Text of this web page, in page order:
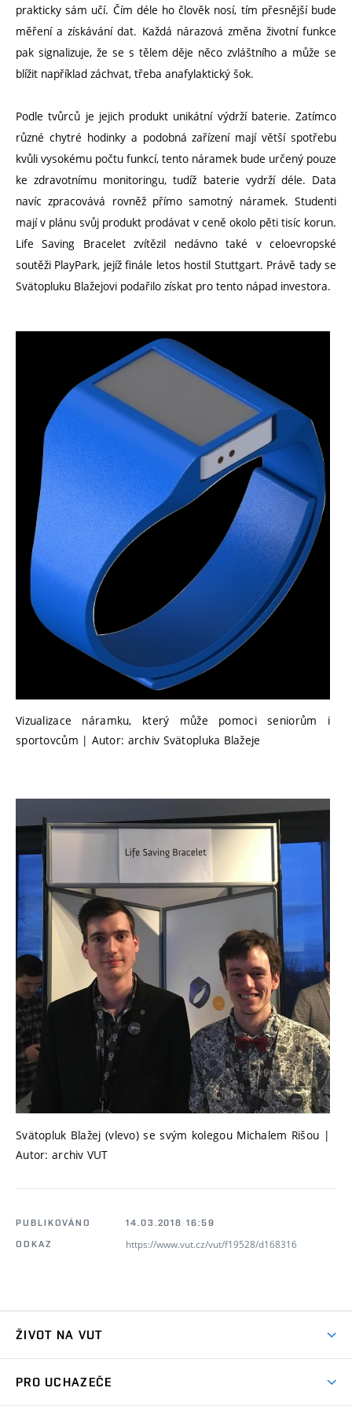
prakticky sám učí. Čím déle ho člověk nosí, tím přesnější bude
měření a získávání dat. Každá nárazová změna životní funkce
pak signalizuje, že se s tělem děje něco zvláštního a může se
blížit například záchvat, třeba anafylaktický šok.
Podle tvůrců je jejich produkt unikátní výdrží baterie. Zatímco
různé chytré hodinky a podobná zařízení mají větší spotřebu
kvůli vysokému počtu funkcí, tento náramek bude určený pouze
ke zdravotnímu monitoringu, tudíž baterie vydrží déle. Data
navíc zpracovává rovněž přímo samotný náramek. Studenti
mají v plánu svůj produkt prodávat v ceně okolo pěti tisíc korun.
Life Saving Bracelet zvítězil nedávno také v celoevropské
soutěži PlayPark, jejíž finále letos hostil Stuttgart. Právě tady se
Svätopluku Blažejovi podařilo získat pro tento nápad investora.
Vizualizace náramku, který může pomoci seniorům i
sportovcům | Autor: archiv Svätopluka Blažeje
Svätopluk Blažej (vlevo) se svým kolegou Michalem Rišou |
Autor: archiv VUT
PUBLIKOVÁNO
14.03.2018 16:59
ODKAZ
https://www.vut.cz/vut/f19528/d168316
ŽIVOT NA VUT
PRO UCHAZEČE